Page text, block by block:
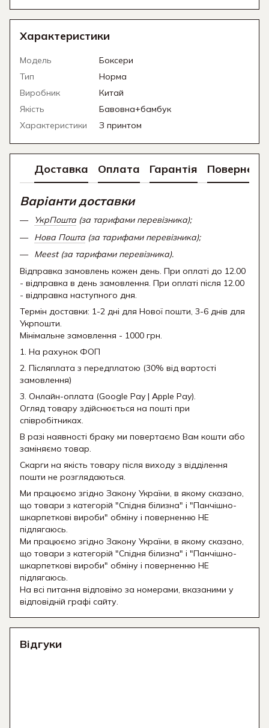
Характеристики
Модель
Боксери
Тип
Норма
Виробник
Китай
Якість
Бавовна+бамбук
Характеристики
З принтом
Доставка Оплата Гарантія
Варіанти доставки
УкрПошта (за тарифами перевізника);
Нова Пошта (за тарифами перевізника);
Meest (за тарифами перевізника).
Відправка замовлень кожен день. При оплаті до 12.00
- відправка в день замовлення. При оплаті після 12.00
- відправка наступного дня.
Термін доставки: 1-2 дні для Нової пошти, 3-6 днів для
Укрпошти.
Мінімальне замовлення - 1000 грн.
1. На рахунок ФОП
2. Післяплата з передплатою (30% від вартості
замовлення)
3. Онлайн-оплата (Google Pay | Apple Pay).
Огляд товару здійснюється на пошті при
співробітниках.
В разі наявності браку ми повертаємо Вам кошти або
заміняємо товар.
Скарги на якість товару після виходу з відділення
пошти не розглядаються.
Ми працюємо згідно Закону України, в якому сказано,
що товари з категорій "Спідня білизна" і "Панчішно-
шкарпеткові вироби" обміну і поверненню НЕ
підлягаюсь.
Ми працюємо згідно Закону України, в якому сказано,
що товари з категорій "Спідня білизна" і "Панчішно-
шкарпеткові вироби" обміну і поверненню НЕ
підлягаюсь.
На всі питання відповімо за номерами, вказаними у
відповідній графі сайту.
Відгуки